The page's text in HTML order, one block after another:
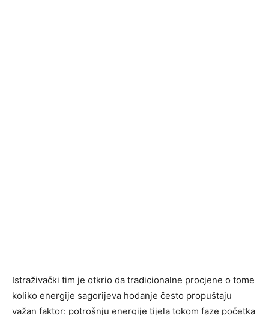
Istraživački tim je otkrio da tradicionalne procjene o tome
koliko energije sagorijeva hodanje često propuštaju
važan faktor: potrošnju energije tijela tokom faze početka